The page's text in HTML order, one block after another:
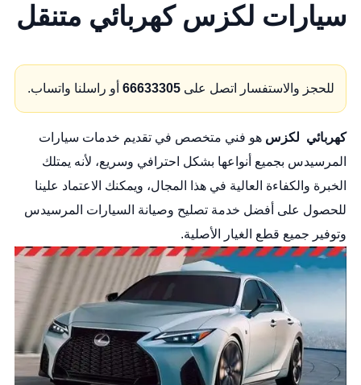
سيارات لكزس كهربائي متنقل
للحجز والاستفسار اتصل على 66633305أو راسلنا واتساب.
كهربائي لكزس هو فني متخصص في تقديم خدمات سيارات
المرسيدس بجميع أنواعها بشكل احترافي وسريع، لأنه يمتلك
الخبرة والكفاءة العالية في هذا المجال، ويمكنك الاعتماد علينا
للحصول على أفضل خدمة تصليح وصيانة السيارات المرسيدس
وتوفير جميع قطع الغيار الأصلية.